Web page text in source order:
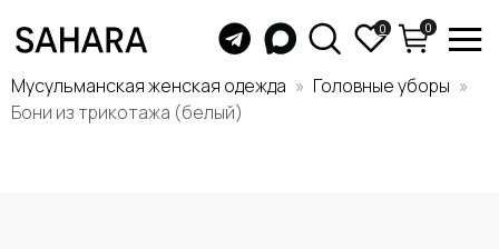
Мусульманская женская одежда
Головные уборы
Бони из трикотажа (белый)